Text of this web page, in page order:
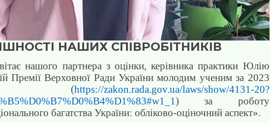
НАШИХ СПІВРОБІТНИКІВ
нашого партнера з оцінки, керівника практики Юлію
Премії Верховної Ради України молодим ученим за 2023
(https://zakon.rada.gov.ua/laws/show/4131-20?
) за роботу
багатства України: обліково-оціночний аспект».